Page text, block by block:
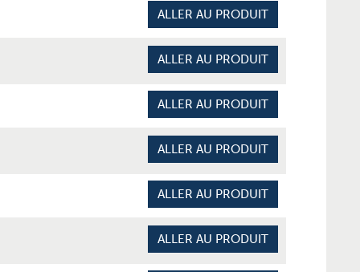
ALLER AU PRODUIT
ALLER AU PRODUIT
ALLER AU PRODUIT
ALLER AU PRODUIT
ALLER AU PRODUIT
ALLER AU PRODUIT